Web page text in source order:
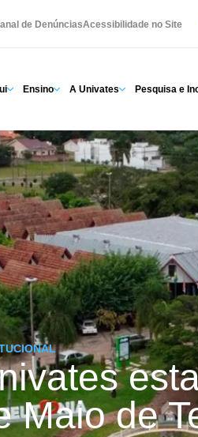
de DenúnciasAcessibilidade no Site
Ensino A Univates Pesquisa e
Maio de